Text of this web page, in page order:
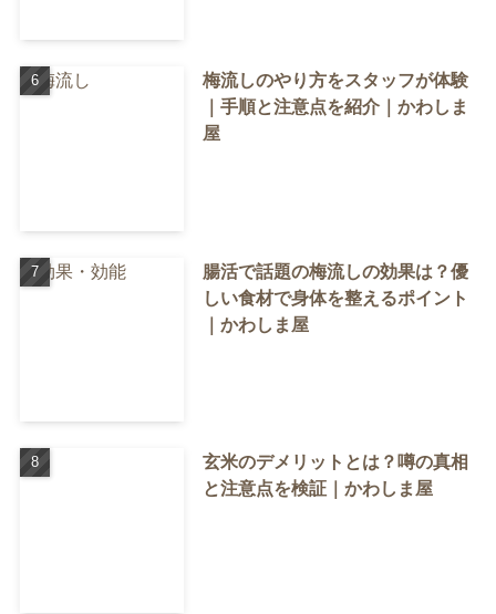
梅流しのやり方をスタッフが体験
｜手順と注意点を紹介｜かわしま
屋
腸活で話題の梅流しの効果は？優
しい食材で身体を整えるポイント
｜かわしま屋
玄米のデメリットとは？噂の真相
と注意点を検証｜かわしま屋